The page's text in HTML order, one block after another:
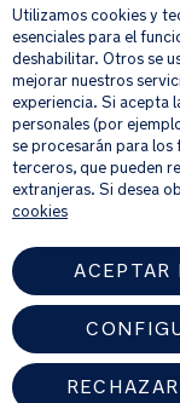
Ancho
41
x
Alto
48-
74
cm
Su correo
Al proporcionar tu
correo electrónico
productos y ofertas
Si quieres más
consulta nuestro
aviso
Utilizamos cookies y
esenciales para el
deshabilitar. Otros se
mejorar nuestros
experiencia. Si acepta
personales (por
se procesarán para los
terceros, que pueden
extranjeras. Si desea
cookies
ACEPTAR